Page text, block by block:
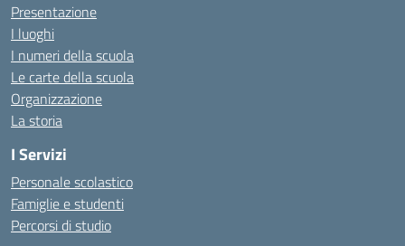
Presentazione
I luoghi
I numeri della scuola
Le carte della scuola
Organizzazione
La storia
I Servizi
Personale scolastico
Famiglie e studenti
Percorsi di studio